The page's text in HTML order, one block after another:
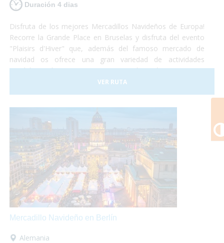
Duración 4 dias
Disfruta de los mejores Mercadillos Navideños de Europa!
Recorre la Grande Place en Bruselas y disfruta del evento
"Plaisirs d'Hiver" que, además del famoso mercado de
navidad os ofrece una gran variedad de actividades
paralelas tales como conciertos de música, artistas
callejeros, procesiones y desfiles. También conocerás le
mágica ciudad de Brujas y sus mercadillos. Una escapada
encargamos de que los servicios estén perfectamente
adaptados a tus necesidades!
VER RUTA
Mercadillo Navideño en Berlín
Alemania